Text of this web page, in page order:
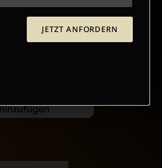
JETZT ANFORDERN